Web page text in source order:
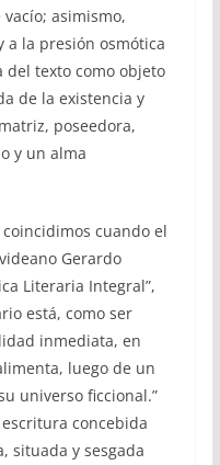
asimismo,
a la presión osmótica
del texto como objeto
de la existencia y
poseedora,
y un alma
cuando el
Gerardo
Literaria Integral”,
está, como ser
inmediata, en
luego de un
universo ficcional.”
concebida
situada y sesgada